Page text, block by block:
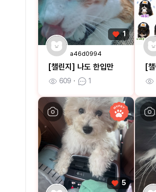
1
a46d0994
[챌린지] 나도 한입만
609 ㆍ 1
5